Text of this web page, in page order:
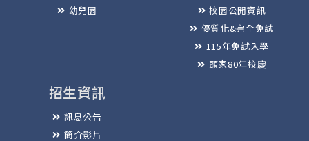
幼兒園
校園公開資訊
優質化&完全免試
115年免試入學
頭家80年校慶
招生資訊
訊息公告
簡介影片